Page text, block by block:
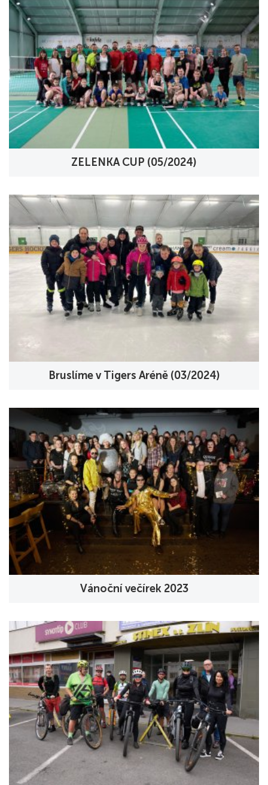
ZELENKA CUP (05/2024)
Bruslíme v Tigers Aréně (03/2024)
Vánoční večírek 2023